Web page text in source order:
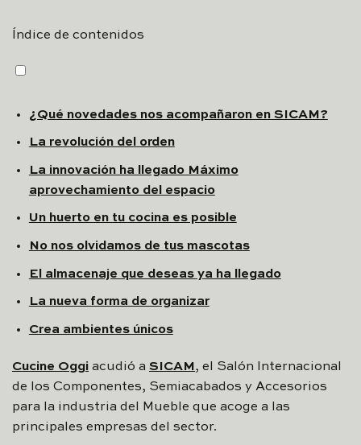
Índice de contenidos
¿Qué novedades nos acompañaron en SICAM?
La revolución del orden
La innovación ha llegado Máximo
aprovechamiento del espacio
Un huerto en tu cocina es posible
No nos olvidamos de tus mascotas
El almacenaje que deseas ya ha llegado
La nueva forma de organizar
Crea ambientes únicos
Cucine Oggi acudió a SICAM, el Salón Internacional
de los Componentes, Semiacabados y Accesorios
para la industria del Mueble que acoge a las
principales empresas del sector.